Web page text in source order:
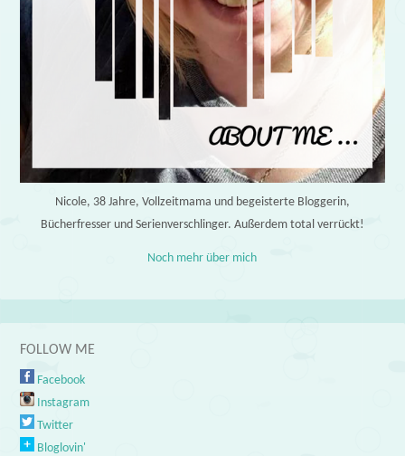
Nicole, 38 Jahre, Vollzeitmama und begeisterte Bloggerin,
Bücherfresser und Serienverschlinger. Außerdem total verrückt!
Noch mehr über mich
FOLLOW ME
Facebook
Instagram
Twitter
Bloglovin'